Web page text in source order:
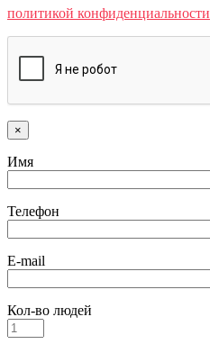
политикой конфиденциальности
×
Имя
Телефон
E-mail
Кол-во людей